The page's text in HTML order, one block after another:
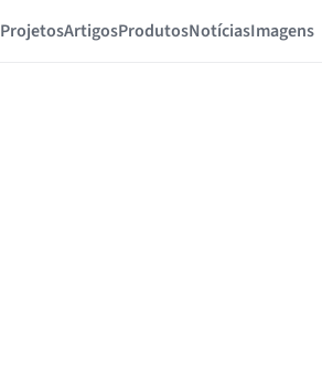
ProjetosArtigosProdutosNotíciasImagens